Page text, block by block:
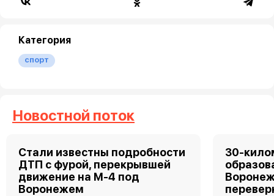
Категория
спорт
Новостной поток
Стали известны подробности
ДТП с фурой, перекрывшей
движение на М-4 под
Воронежем
30-